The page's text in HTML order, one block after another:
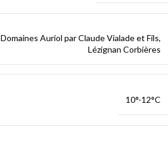
Domaines Auriol par Claude Vialade et Fils,
Lézignan Corbières
10°-12°C